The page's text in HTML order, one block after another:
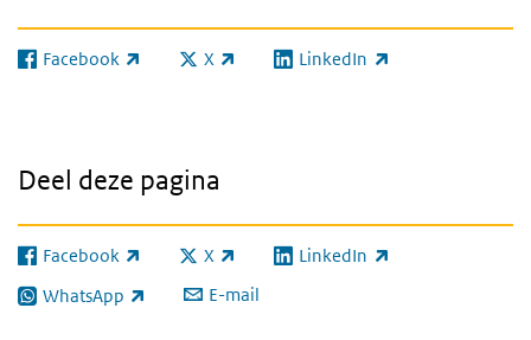
Facebook
(externe link) X
(externe link) LinkedIn
(externe link)
Deel deze pagina
Facebook
(externe link) X
(externe link) LinkedIn
(externe link)
WhatsApp
(externe link) E-mail